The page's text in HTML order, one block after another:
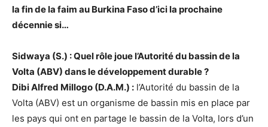
la fin de la faim au Burkina Faso d’ici la prochaine
décennie si…
Sidwaya (S.) : Quel rôle joue l’Autorité du bassin de la
Volta (ABV) dans le développement durable ?
Dibi Alfred Millogo (D.A.M.) : l’Autorité du bassin de la
Volta (ABV) est un organisme de bassin mis en place par
les pays qui ont en partage le bassin de la Volta, lors d’un